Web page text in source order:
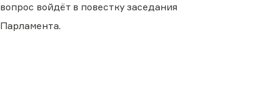
вопрос войдёт в повестку заседания
Парламента.